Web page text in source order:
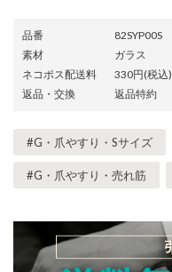
品番
82SYP00S
素材
ガラス
ネコポス配送料
330円(税込)
返品・交換
返品特約
#G・爪やすり・Sサイズ
#G・爪やすり・売れ筋